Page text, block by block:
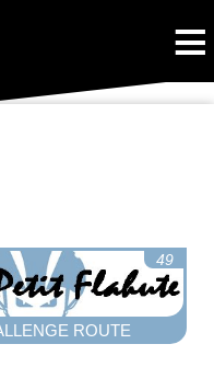
≡
49
ROUTE